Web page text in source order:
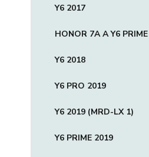
Y6 2017
HONOR 7A A Y6
Y6 2018
Y6 PRO 2019
Y6 2019 (MRD-LX 1)
Y6 PRIME 2019